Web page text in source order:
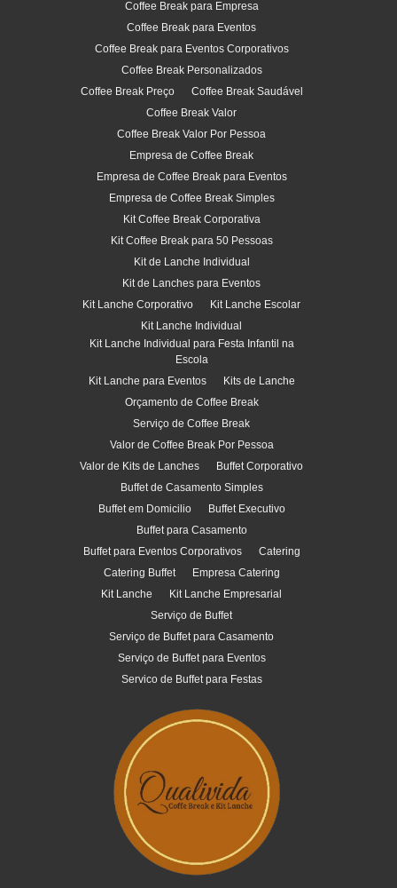
Coffee Break para Empresa
Coffee Break para Eventos
Coffee Break para Eventos Corporativos
Coffee Break Personalizados
Coffee Break Preço
Coffee Break Saudável
Coffee Break Valor
Coffee Break Valor Por Pessoa
Empresa de Coffee Break
Empresa de Coffee Break para Eventos
Empresa de Coffee Break Simples
Kit Coffee Break Corporativa
Kit Coffee Break para 50 Pessoas
Kit de Lanche Individual
Kit de Lanches para Eventos
Kit Lanche Corporativo
Kit Lanche Escolar
Kit Lanche Individual
Kit Lanche Individual para Festa Infantil na
Escola
Kit Lanche para Eventos
Kits de Lanche
Orçamento de Coffee Break
Serviço de Coffee Break
Valor de Coffee Break Por Pessoa
Valor de Kits de Lanches
Buffet Corporativo
Buffet de Casamento Simples
Buffet em Domicilio
Buffet Executivo
Buffet para Casamento
Buffet para Eventos Corporativos
Catering
Catering Buffet
Empresa Catering
Kit Lanche
Kit Lanche Empresarial
Serviço de Buffet
Serviço de Buffet para Casamento
Serviço de Buffet para Eventos
Servico de Buffet para Festas